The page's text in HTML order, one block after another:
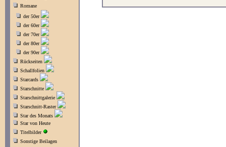
Romane
der 50er
der 60er
der 70er
der 80er
der 90er
Rückseiten
Schallfolien
Starcards
Starschnitte
Starschnittgalerie
Starschnitt-Raster
Star des Monats
Star von Heute
Titelbilder
Sonstige Beilagen